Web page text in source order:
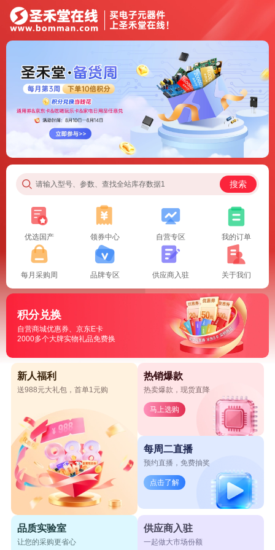
请输入型号、参数、查找全站库存数据1 搜索
优选国产 领券中心 自营专区 我的订单
每月采购周 品牌专区 供应商入驻 关于我们
积分兑换
自营商城优惠券、京东E卡
2000多个大牌实物礼品免费换
新人福利
送988元大礼包，首单1元购
热销爆款
热卖爆款，现货直降
马上选购
每周二直播
预约直播，免费抽奖
点击了解
品质实验室
让您的采购更省心
供应商入驻
一起做大市场份额